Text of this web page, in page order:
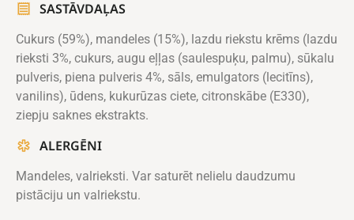
SASTĀVDAĻAS
Cukurs (59%), mandeles (15%), lazdu riekstu krēms (lazdu
rieksti 3%, cukurs, augu eļļas (saulespuķu, palmu), sūkalu
pulveris, piena pulveris 4%, sāls, emulgators (lecitīns),
vanilins), ūdens, kukurūzas ciete, citronskābe (E330),
ziepju saknes ekstrakts.
ALERGĒNI
Mandeles, valrieksti. Var saturēt nelielu daudzumu
pistāciju un valriekstu.